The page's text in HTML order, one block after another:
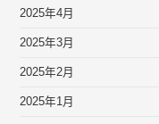
2025年4月
2025年3月
2025年2月
2025年1月